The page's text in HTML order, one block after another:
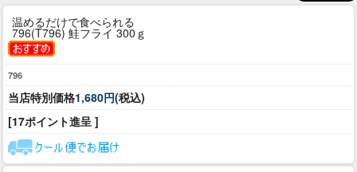
温めるだけで食べられる
796(T796) 鮭フライ 300ｇ
796
当店特別価格1,680円(税込)
[17ポイント進呈 ]